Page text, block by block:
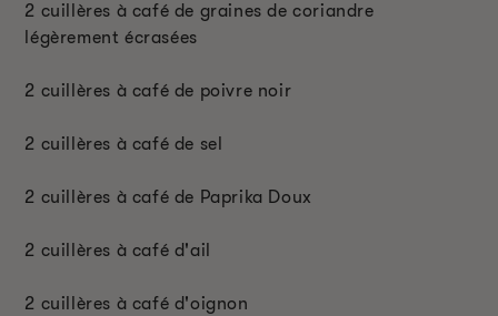
2 cuillères à café de graines de coriandre
légèrement écrasées
2 cuillères à café de poivre noir
2 cuillères à café de sel
2 cuillères à café de Paprika Doux
2 cuillères à café d'ail
2 cuillères à café d'oignon